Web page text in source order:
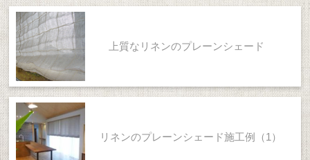
上質なリネンのプレーンシェード
リネンのプレーンシェード施工例（1）